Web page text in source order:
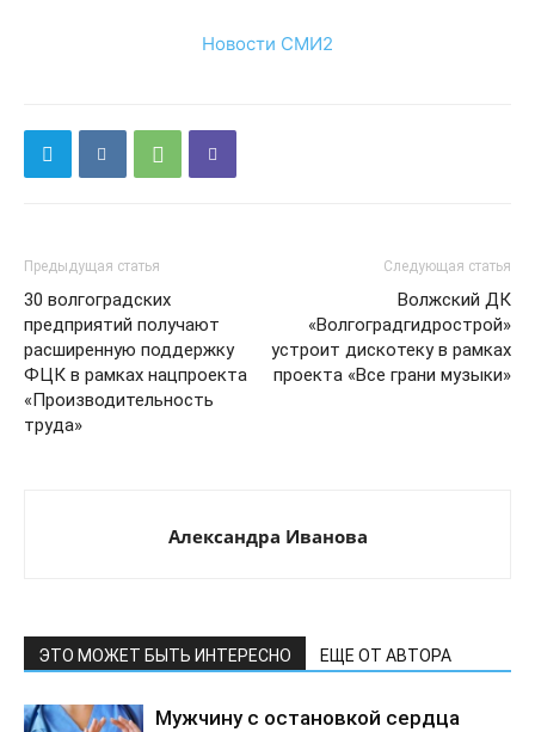
Новости СМИ2
Предыдущая статья
30 волгоградских
предприятий получают
расширенную поддержку
ФЦК в рамках нацпроекта
«Производительность
труда»
Следующая статья
Волжский ДК
«Волгоградгидрострой»
устроит дискотеку в рамках
проекта «Все грани музыки»
Александра Иванова
ЭТО МОЖЕТ БЫТЬ ИНТЕРЕСНО ЕЩЕ ОТ АВТОРА
Мужчину с остановкой сердца